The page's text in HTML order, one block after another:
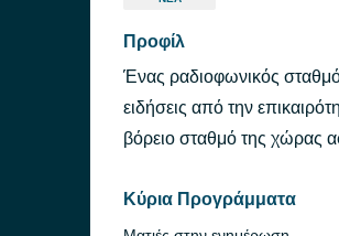
Προφίλ
Ένας ραδιοφωνικός
ειδήσεις από την
βόρειο σταθμό της χώρας
Κύρια Προγράμματα